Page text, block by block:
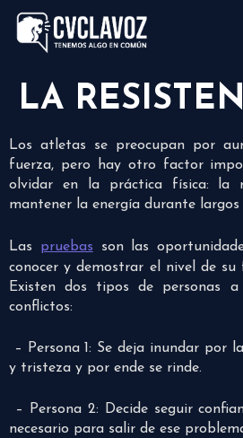
LA
Los atletas se preocupan por
fuerza, pero hay otro factor
olvidar en la práctica física: la
mantener la energía durante
Las pruebas son las
conocer y demostrar el nivel de su
Existen dos tipos de personas
conflictos:
– Persona 1: Se deja inundar por
y tristeza y por ende se rinde.
– Persona 2: Decide seguir
necesario para salir de ese